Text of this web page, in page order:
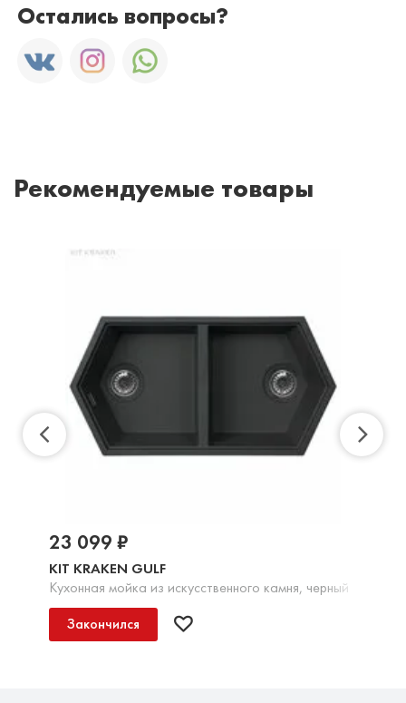
Остались вопросы?
Рекомендуемые товары
KIT KRAKEN GULF
Кухонная мойка из искусственного камня, черный
23 099 ₽
Закончился